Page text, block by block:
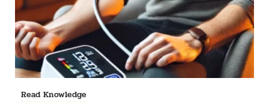
Read Knowledge